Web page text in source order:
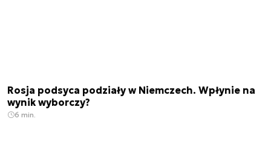
Rosja podsyca podziały w Niemczech. Wpłynie na
wynik wyborczy?
6 min.